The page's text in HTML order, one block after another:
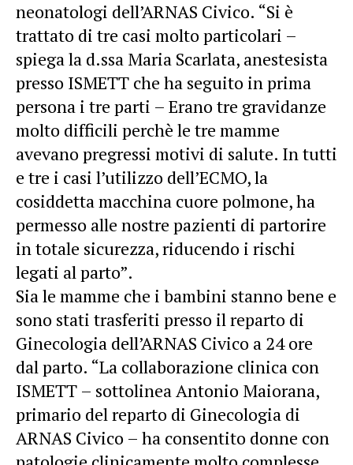
neonatologi dell’ARNAS Civico. “Si è
trattato di tre casi molto particolari –
spiega la d.ssa Maria Scarlata, anestesista
presso ISMETT che ha seguito in prima
persona i tre parti – Erano tre gravidanze
molto difficili perchè le tre mamme
avevano pregressi motivi di salute. In tutti
e tre i casi l’utilizzo dell’ECMO, la
cosiddetta macchina cuore polmone, ha
permesso alle nostre pazienti di partorire
in totale sicurezza, riducendo i rischi
legati al parto”.
Sia le mamme che i bambini stanno bene e
sono stati trasferiti presso il reparto di
Ginecologia dell’ARNAS Civico a 24 ore
dal parto. “La collaborazione clinica con
ISMETT – sottolinea Antonio Maiorana,
primario del reparto di Ginecologia di
ARNAS Civico – ha consentito donne con